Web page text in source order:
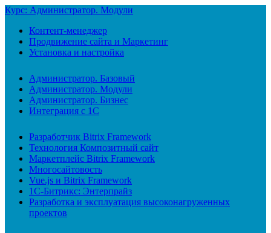
Курс: Администратор. Модули
Контент-менеджер
Продвижение сайта и Маркетинг
Установка и настройка
Администратор. Базовый
Администратор. Модули
Администратор. Бизнес
Интеграция с 1С
Разработчик Bitrix Framework
Технология Композитный сайт
Маркетплейс Bitrix Framework
Многосайтовость
Vue.js и Bitrix Framework
1С-Битрикс: Энтерпрайз
Разработка и эксплуатация высоконагруженных
проектов